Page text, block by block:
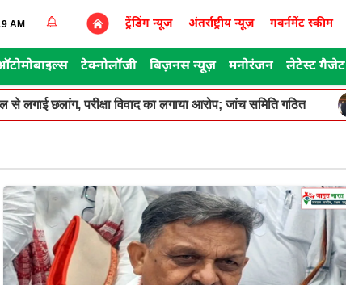
AM ट्रेंडिंग न्यूज़ अंतर्राष्ट्रीय न्यूज़ गवर्नमेंट स्कीम
टेक्नोलॉजी बिज़नस न्यूज़ मनोरंजन लेटेस्ट गैजेट
से लगाई छलांग, परीक्षा विवाद का लगाया आरोप; जांच समिति गठित